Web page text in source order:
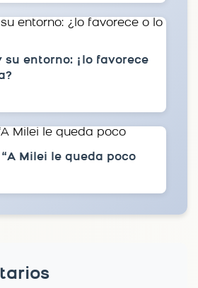
su entorno: ¿lo favorece
Milei le queda poco